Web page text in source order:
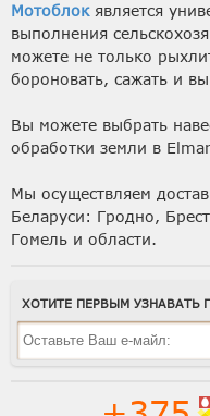
Мотоблокявляется
выполнения
можете не только
бороновать, сажать и
Вы можете выбрать
обработки земли в
Мы осуществляем
Беларуси: Гродно,
Гомель и области.
ХОТИТЕ ПЕРВЫМ УЗНАВАТЬ